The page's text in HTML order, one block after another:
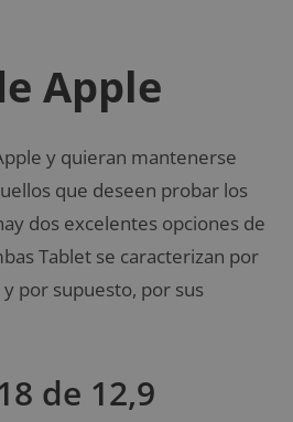
Apple
y quieran mantenerse
que deseen probar los
dos excelentes opciones de
Tablet se caracterizan por
por supuesto, por sus
de 12,9